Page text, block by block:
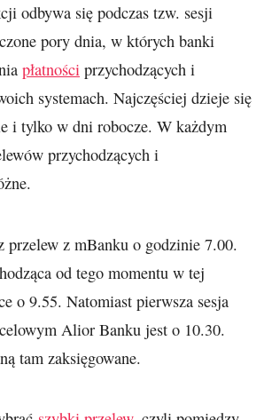
odbywa się podczas tzw. sesji
pory dnia, w których banki
płatności przychodzących i
systemach. Najczęściej dzieje się
i tylko w dni robocze. W każdym
przychodzących i
przelew z mBanku o godzinie 7.00.
od tego momentu w tej
o 9.55. Natomiast pierwsza sesja
Alior Banku jest o 10.30.
tam zaksięgowane.